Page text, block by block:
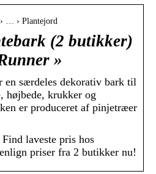
… › Plantejord
(2 butikker)
»
en særdeles dekorativ bark til
højbede, krukker og
er produceret af pinjetræer
laveste pris hos
priser fra 2 butikker nu!